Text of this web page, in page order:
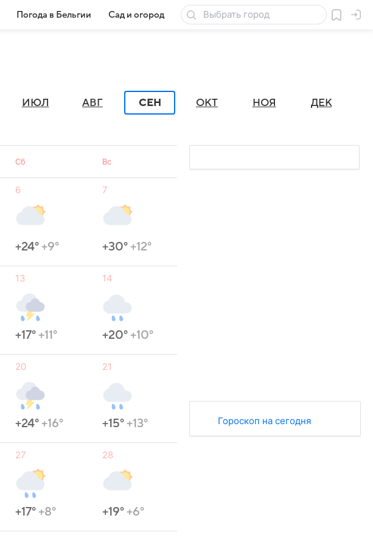
Погода в Бельгии Сад и огород Товары для дачи
ИЮЛ АВГ СЕН ОКТ НОЯ ДЕК
Сб Вс
6
+24°+9°
7
+30°+12°
13
+17°+11°
14
+20°+10°
20
+24°+16°
21
+15°+13°
27
+17°+8°
28
+19°+6°
Гороскоп на сегодня